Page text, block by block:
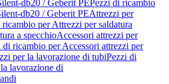
db20 / Geberit PEPezzi di ricambio
db20 / Geberit PEAttrezzi per
per Attrezzi per saldatura
a specchioAccessori attrezzi per
di ricambio per Accessori attrezzi per
per la lavorazione di tubiPezzi di
lavorazione di